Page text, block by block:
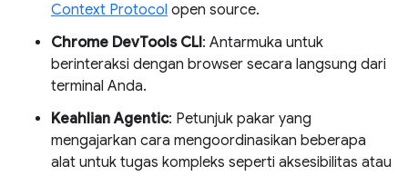
Context Protocol open source.
Chrome DevTools CLI: Antarmuka untuk
berinteraksi dengan browser secara langsung dari
terminal Anda.
Keahlian Agentic: Petunjuk pakar yang
mengajarkan cara mengoordinasikan beberapa
alat untuk tugas kompleks seperti aksesibilitas atau